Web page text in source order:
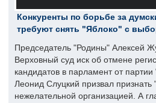
Конкуренты по борьбе за
требуют снять "Яблоко" с
Председатель "Родины" Алексей
Верховный суд иск об отмене
кандидатов в парламент от
Леонид Слуцкий призвал признать
нежелательной организацией. А